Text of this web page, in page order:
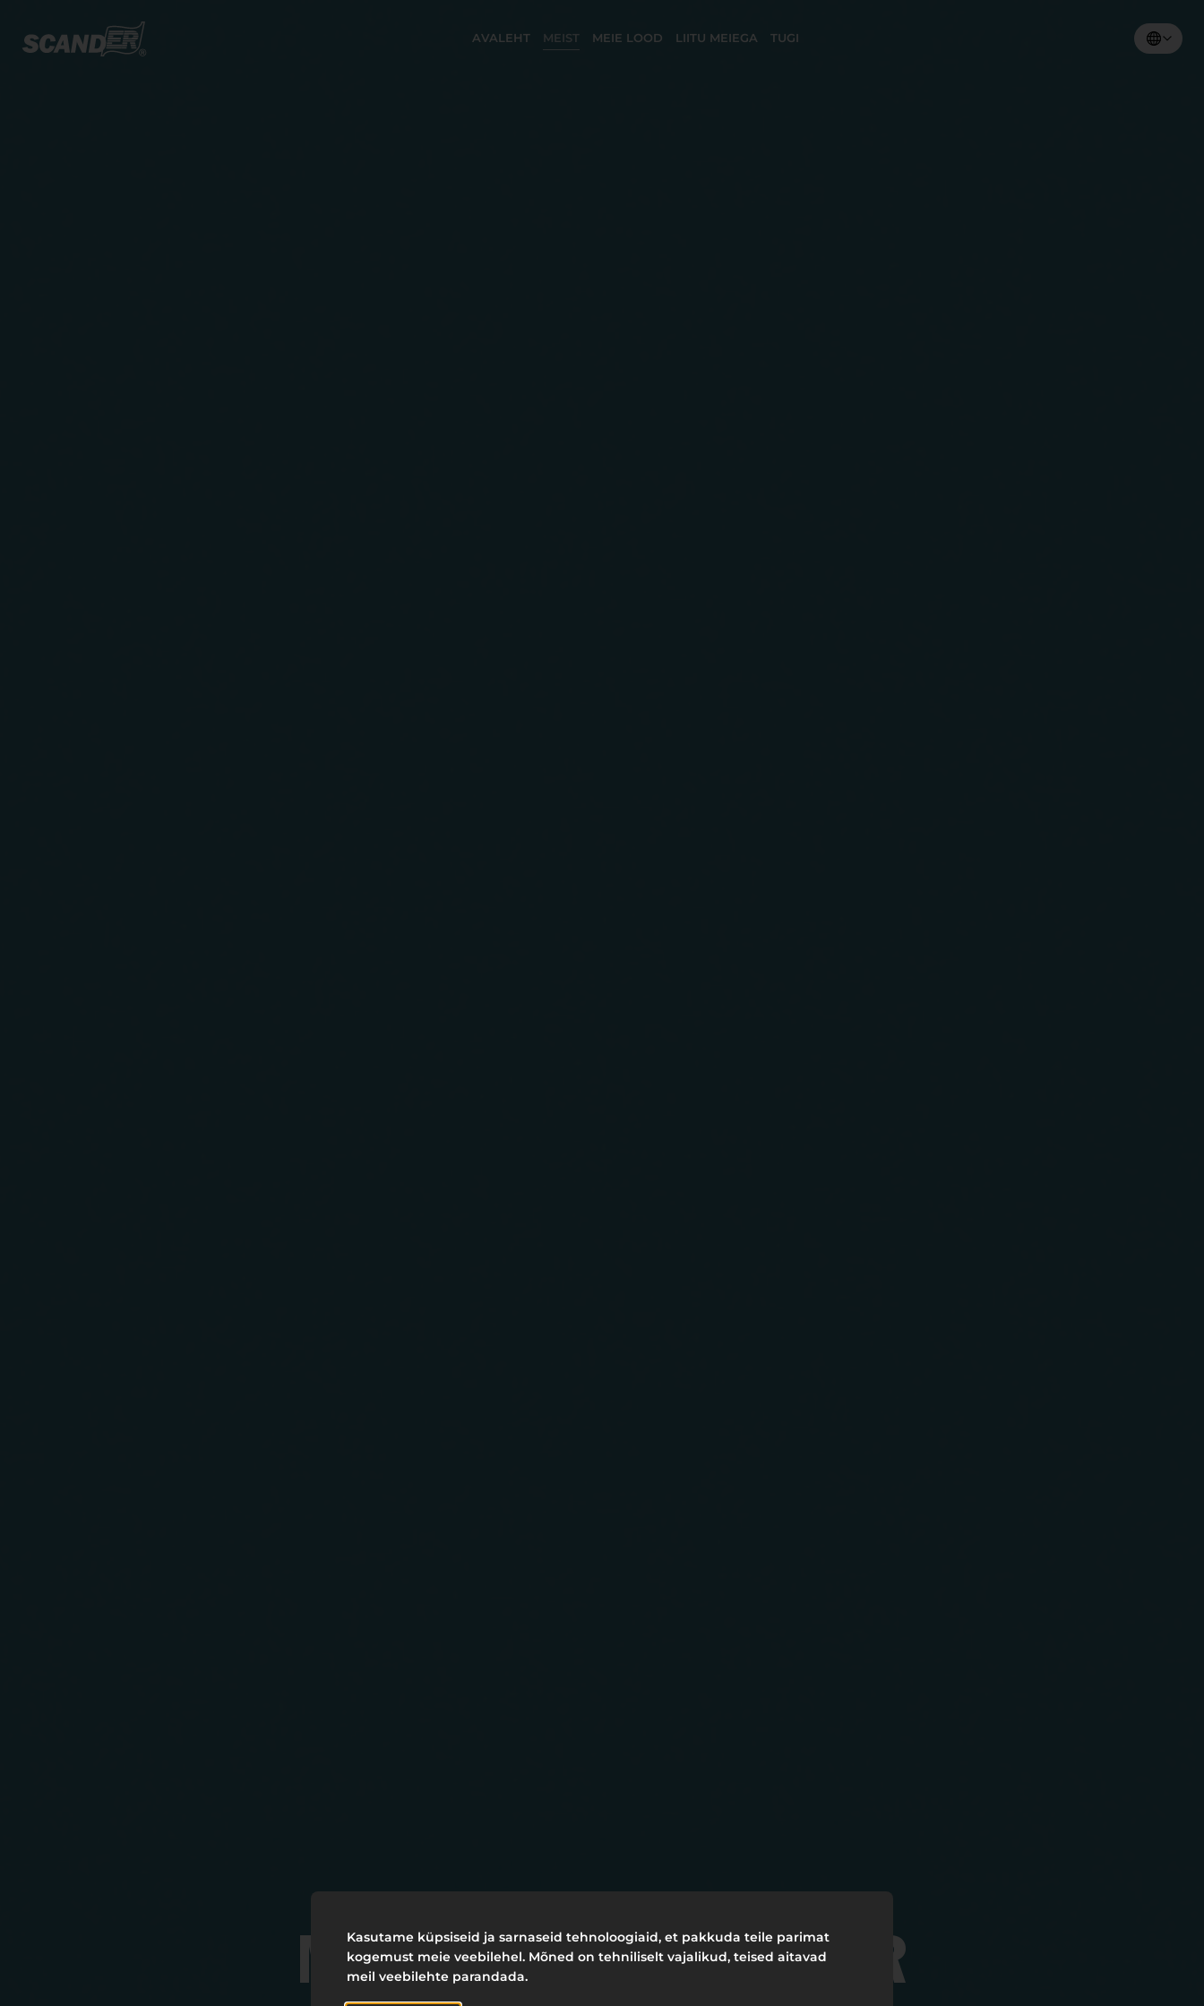
AVALEHT MEIST MEIE LOOD LIITU MEIEGA TUGI
MEIE OLEME SCANDER
Kasutame küpsiseid ja sarnaseid tehnoloogiaid, et pakkuda teile parimat
kogemust meie veebilehel. Mõned on tehniliselt vajalikud, teised aitavad
meil veebilehte parandada.